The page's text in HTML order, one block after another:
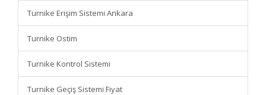
Turnike Erişim Sistemi Ankara
Turnike Ostim
Turnike Kontrol Sistemi
Turnike Geçiş Sistemi Fiyat